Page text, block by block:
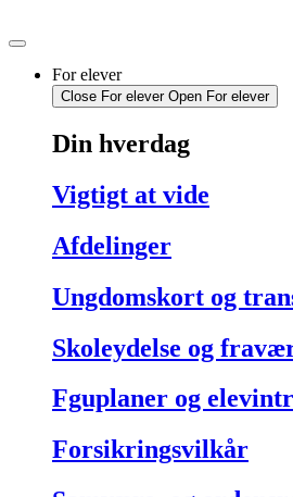
til
For elever
Close For elever Open For elever
Din hverdag
Vigtigt at vide
Afdelinger
Ungdomskort og
Skoleydelse og
Fguplaner og
Forsikringsvilkår